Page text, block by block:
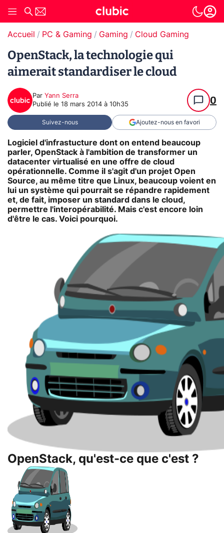
Accueil PC & Gaming Gaming Cloud Gaming
OpenStack, la technologie qui
aimerait standardiser le cloud
Par Yann Serra
Publié le 18 mars 2014 à 10h35 0
Suivez-nous Ajoutez-nous en favori
Logiciel d'infrastucture dont on entend beaucoup
parler, OpenStack à l'ambition de transformer un
datacenter virtualisé en une offre de cloud
opérationnelle. Comme il s'agit d'un projet Open
Source, au même titre que Linux, beaucoup voient en
lui un système qui pourrait se répandre rapidement
et, de fait, imposer un standard dans le cloud,
permettre l'interopérabilité. Mais c'est encore loin
d'être le cas. Voici pourquoi.
OpenStack, qu'est-ce que c'est ?